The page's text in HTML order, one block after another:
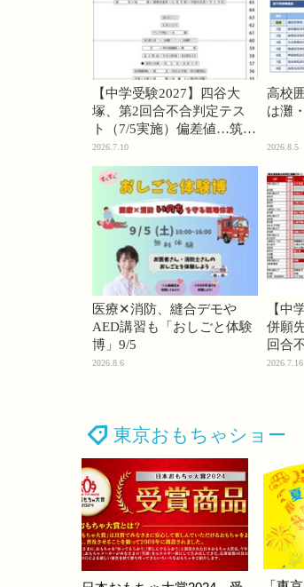
【中学受験2027】四谷大
塚、第2回合不合判定テス
ト（7/5実施）偏差値…筑駒
74・桜蔭70＜PR＞
2026.7.10
高校
は灘
2026.8.5
医療✕消防、縫合デモや
AED講習も「おしごと体験
博」9/5
2026.8.6
【中
併願
回合
2026.7.16
東京おもちゃショー